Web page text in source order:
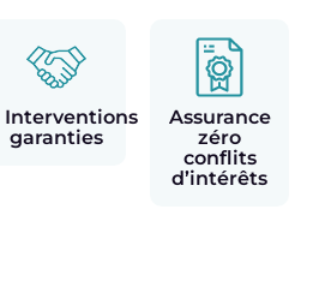
Interventions
garanties
Assurance
zéro
conflits
d’intérêts